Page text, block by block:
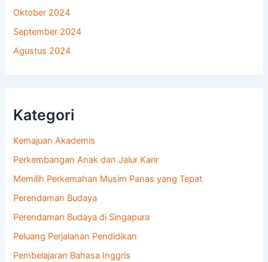
Oktober 2024
September 2024
Agustus 2024
Kategori
Kemajuan Akademis
Perkembangan Anak dan Jalur Karir
Memilih Perkemahan Musim Panas yang Tepat
Perendaman Budaya
Perendaman Budaya di Singapura
Peluang Perjalanan Pendidikan
Pembelajaran Bahasa Inggris